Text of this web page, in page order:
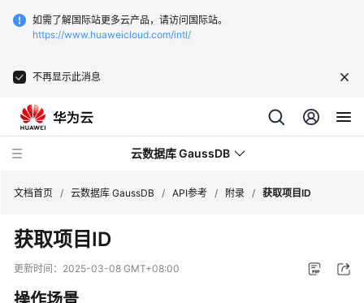
如需了解国际站更多云产品，请访问国际站。
https://www.huaweicloud.com/intl/
不再显示此消息
云数据库 GaussDB
最
新
态
文档首页 / 云数据库 GaussDB / API参考 / 附录 / 获取项目ID
获取项目ID
更新时间： 2025-03-08 GMT+08:00